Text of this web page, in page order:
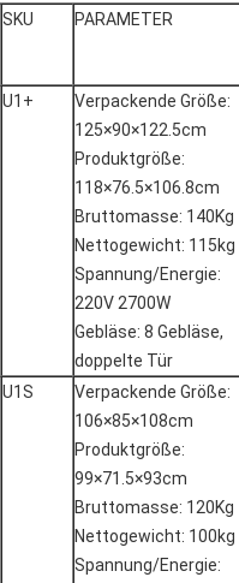
SKU PARAMETER
U1+
Verpackende Größe:
125×90×122.5cm
Produktgröße:
118×76.5×106.8cm
Bruttomasse: 140Kg
Nettogewicht: 115kg
Spannung/Energie:
220V 2700W
Gebläse: 8 Gebläse,
doppelte Tür
U1S
Verpackende Größe:
106×85×108cm
Produktgröße:
99×71.5×93cm
Bruttomasse: 120Kg
Nettogewicht: 100kg
Spannung/Energie: